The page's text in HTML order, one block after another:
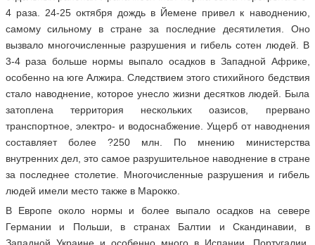
4 раза. 24-25 октября дождь в Йемене привел к наводнению,
самому сильному в стране за последние десятилетия. Оно
вызвало многочисленные разрушения и гибель сотен людей. В
3-4 раза больше нормы выпало осадков в Западной Африке,
особенно на юге Алжира. Следствием этого стихийного бедствия
стало наводнение, которое унесло жизни десятков людей. Была
затоплена территория нескольких оазисов, прервано
транспортное, электро- и водоснабжение. Ущерб от наводнения
составляет более ?250 млн. По мнению министерства
внутренних дел, это самое разрушительное наводнение в стране
за последнее столетие. Многочисленные разрушения и гибель
людей имели место также в Марокко.
В Европе около нормы и более выпало осадков на севере
Германии и Польши, в странах Балтии и Скандинавии, в